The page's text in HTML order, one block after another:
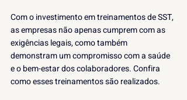
Com o investimento em treinamentos de SST,
as empresas não apenas cumprem com as
exigências legais, como também
demonstram um compromisso com a saúde
e o bem-estar dos colaboradores. Confira
como esses treinamentos são realizados.